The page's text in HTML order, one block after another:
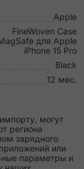
Apple
FineWoven Case
для Apple
iPhone 15 Pro
Black
12 мес.
могут
региона
зарядного
или
параметры и